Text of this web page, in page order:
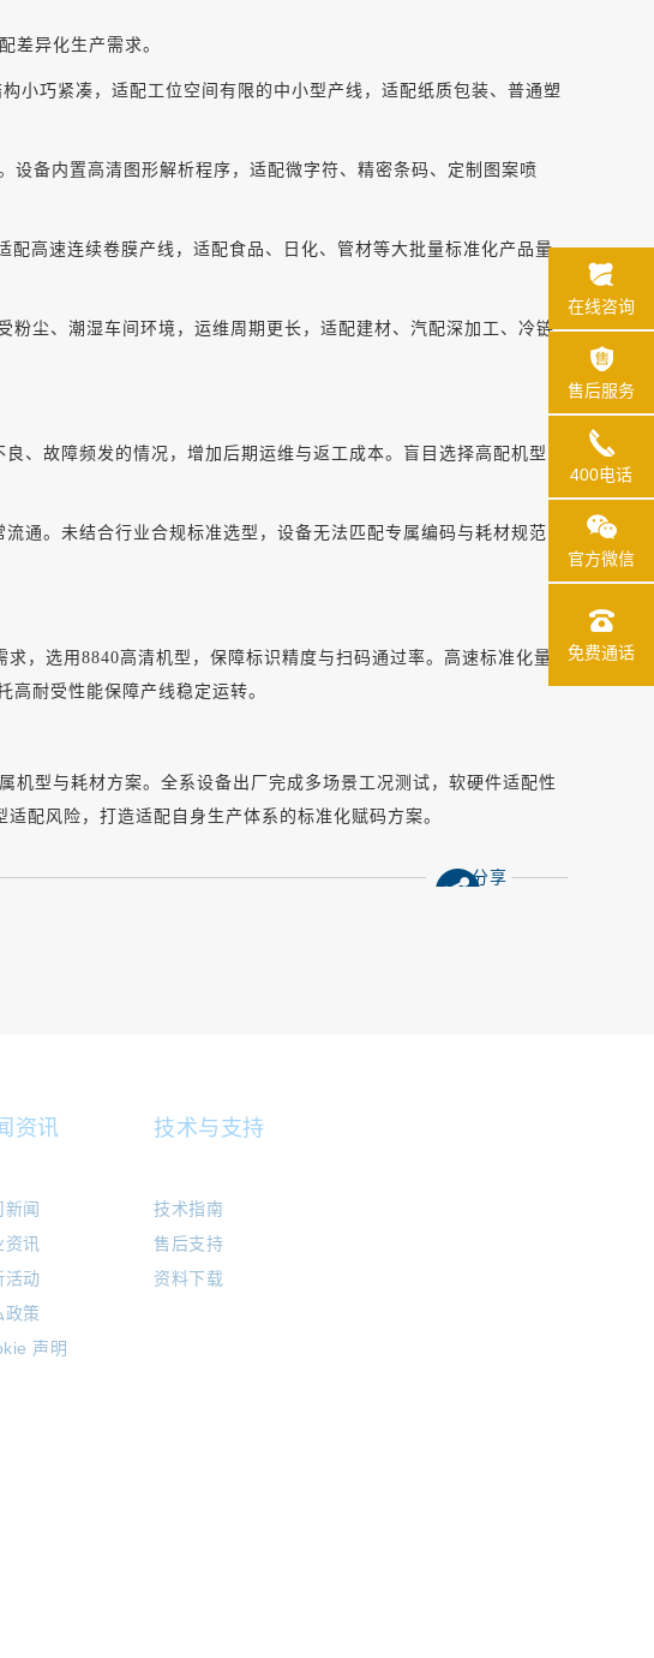
差异化生产需求。
小巧紧凑，适配工位空间有限的中小型产线，适配纸质包装、普通塑
备内置高清图形解析程序，适配微字符、精密条码、定制图案喷
高速连续卷膜产线，适配食品、日化、管材等大批量标准化产品量
尘、潮湿车间环境，运维周期更长，适配建材、汽配深加工、冷链
、故障频发的情况，增加后期运维与返工成本。盲目选择高配机型，
通。未结合行业合规标准选型，设备无法匹配专属编码与耗材规范，
，选用8840高清机型，保障标识精度与扫码通过率。高速标准化量
耐受性能保障产线稳定运转。
型与耗材方案。全系设备出厂完成多场景工况测试，软硬件适配性
配风险，打造适配自身生产体系的标准化赋码方案。
分享
资讯
新闻
资讯
活动
政策
声明
技术与支持
技术指南
售后支持
资料下载
在线咨询
售后服务
400电话
官方微信
免费通话